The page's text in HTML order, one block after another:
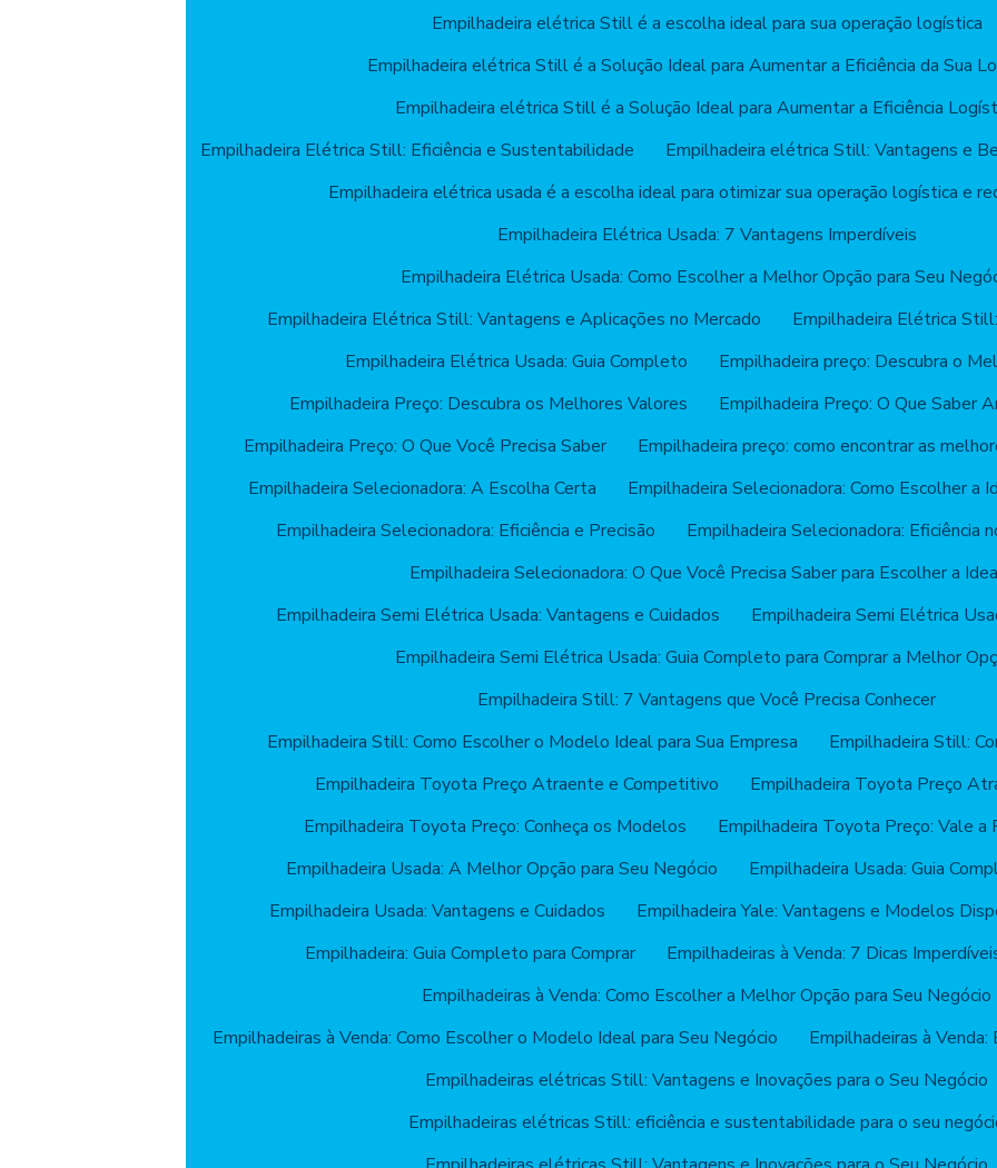
Empilhadeira elétrica Still é a escolha ideal para sua operação logística
Empilhadeira elétrica Still é a Solução Ideal para Aumentar a Eficiência da Sua
Empilhadeira elétrica Still é a Solução Ideal para Aumentar a Eficiência
Empilhadeira Elétrica Still: Eficiência e Sustentabilidade
Empilhadeira elétrica Still: Vantagens e
Empilhadeira elétrica usada é a escolha ideal para otimizar sua operação logística e
Empilhadeira Elétrica Usada: 7 Vantagens Imperdíveis
Empilhadeira Elétrica Usada: Como Escolher a Melhor Opção para Seu
Empilhadeira Elétrica Still: Vantagens e Aplicações no Mercado
Empilhadeira Elétrica
Empilhadeira Elétrica Usada: Guia Completo
Empilhadeira preço: Descubra o
Empilhadeira Preço: Descubra os Melhores Valores
Empilhadeira Preço: O Que Saber
Empilhadeira Preço: O Que Você Precisa Saber
Empilhadeira preço: como encontrar as
Empilhadeira Selecionadora: A Escolha Certa
Empilhadeira Selecionadora: Como Escolher a
Empilhadeira Selecionadora: Eficiência e Precisão
Empilhadeira Selecionadora: Eficiência
Empilhadeira Selecionadora: O Que Você Precisa Saber para Escolher a
Empilhadeira Semi Elétrica Usada: Vantagens e Cuidados
Empilhadeira Semi Elétrica
Empilhadeira Semi Elétrica Usada: Guia Completo para Comprar a Melhor
Empilhadeira Still: 7 Vantagens que Você Precisa Conhecer
Empilhadeira Still: Como Escolher o Modelo Ideal para Sua Empresa
Empilhadeira Still:
Empilhadeira Toyota Preço Atraente e Competitivo
Empilhadeira Toyota Preço
Empilhadeira Toyota Preço: Conheça os Modelos
Empilhadeira Toyota Preço: Vale a
Empilhadeira Usada: A Melhor Opção para Seu Negócio
Empilhadeira Usada: Guia
Empilhadeira Usada: Vantagens e Cuidados
Empilhadeira Yale: Vantagens e Modelos
Empilhadeira: Guia Completo para Comprar
Empilhadeiras à Venda: 7 Dicas
Empilhadeiras à Venda: Como Escolher a Melhor Opção para Seu Negócio
Empilhadeiras à Venda: Como Escolher o Modelo Ideal para Seu Negócio
Empilhadeiras à
Empilhadeiras elétricas Still: Vantagens e Inovações para o Seu Negócio
Empilhadeiras elétricas Still: eficiência e sustentabilidade para o seu